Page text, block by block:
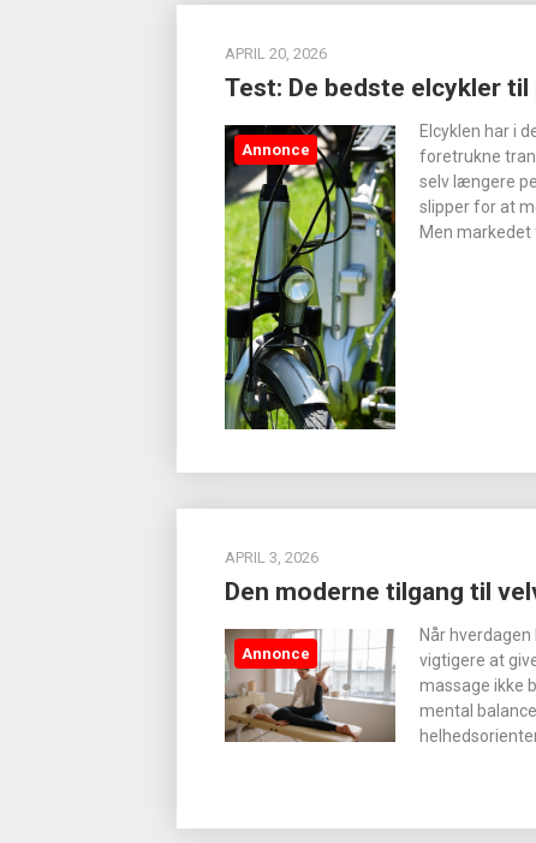
APRIL 20, 2026
Test: De bedste elcykler
Annonce
Elcyklen har i
foretrukne
selv længere
slipper for at
Men markedet
APRIL 3, 2026
Den moderne tilgang til
Annonce
Når
vigtigere at
massage ikke
mental